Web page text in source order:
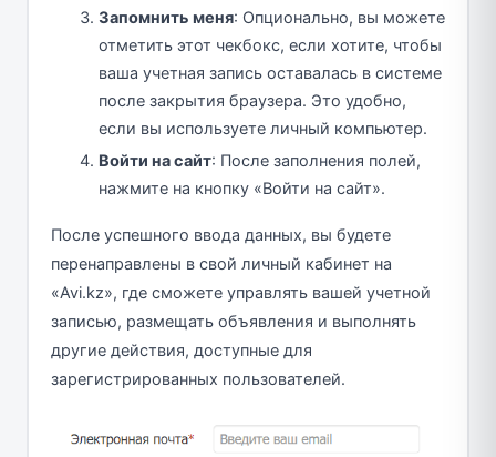
Запомнить меня: Опционально, вы можете
отметить этот чекбокс, если хотите, чтобы
ваша учетная запись оставалась в системе
после закрытия браузера. Это удобно,
если вы используете личный компьютер.
Войти на сайт: После заполнения полей,
нажмите на кнопку «Войти на сайт».
После успешного ввода данных, вы будете
перенаправлены в свой личный кабинет на
«Avi.kz», где сможете управлять вашей учетной
записью, размещать объявления и выполнять
другие действия, доступные для
зарегистрированных пользователей.